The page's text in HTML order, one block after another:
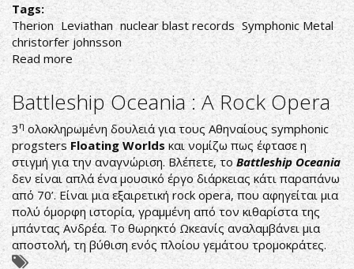
Tags:
Therion Leviathan nuclear blast records Symphonic Metal
christorfer johnsson
Read more about
THERION:
NEO
VIDEOCLIP
ΜΕΣΑ
ΑΠΟ
ΤΟ
LEVIATHAN
Battleship Oceania : A Rock Opera
3ηολοκληρωμένη δουλειά για τους Αθηναίους symphonic
progsters Floating Worlds και νομίζω πως έφτασε η
στιγμή για την αναγνώριση. Βλέπετε, τοBattleship Oceania
δεν είναι απλά ένα μουσικό έργο διάρκειας κάτι παραπάνω
από 70’. Είναι μια εξαιρετική rock opera, που αφηγείται μια
πολύ όμορφη ιστορία, γραμμένη από τον κιθαρίστα της
μπάντας Ανδρέα. Το θωρηκτό Ωκεανίς αναλαμβάνει μια
αποστολή, τη βύθιση ενός πλοίου γεμάτου τρομοκράτες.